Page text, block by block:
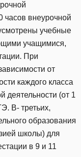
часов внеурочной
учебные
учащимися,
При
от
каждого класса
деятельности (от 1
В- третьих,
образования
школы) для
в 9 и 11